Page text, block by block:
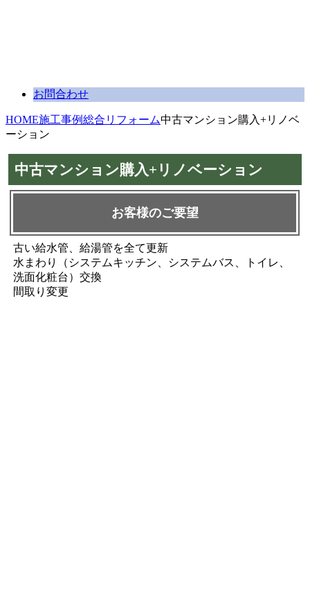
お問合わせ
HOME施工事例総合リフォーム中古マンション購入+リノベ
ーション
中古マンション購入+リノベーション
お客様のご要望
古い給水管、給湯管を全て更新
水まわり（システムキッチン、システムバス、トイレ、
洗面化粧台）交換
間取り変更